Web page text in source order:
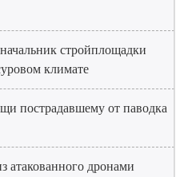
стройплощадки
климате
пострадавшему от паводка
атакованного дронами